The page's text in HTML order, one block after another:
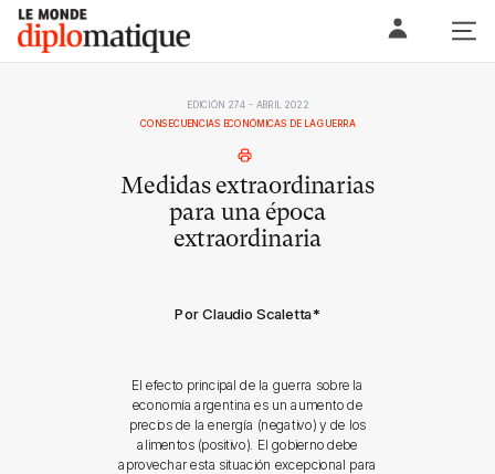
Skip
content
Le monde diplomatique
EDICIÓN 274 - ABRIL 2022
CONSECUENCIAS ECONÓMICAS DE LA GUERRA
Medidas extraordinarias
para una época
extraordinaria
Por Claudio Scaletta*
El efecto principal de la guerra sobre la
economía argentina es un aumento de
precios de la energía (negativo) y de los
alimentos (positivo). El gobierno debe
aprovechar esta situación excepcional para